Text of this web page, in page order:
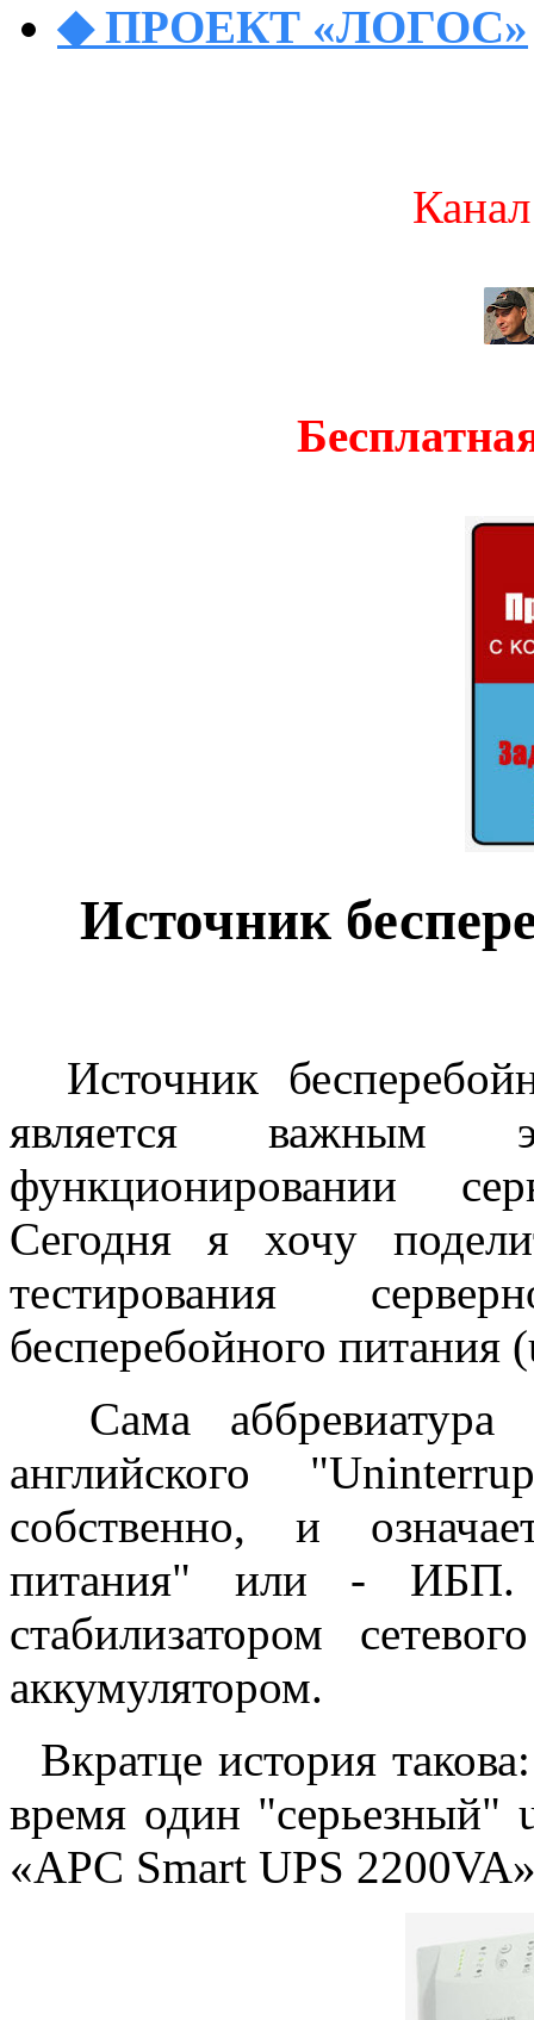
◆ ПРОЕКТ «ЛОГОС»
Источник
Источник
является важным
функционировании
Сегодня я хочу
тестирования
бесперебойного питания
Сама аббревиатура
английского
собственно, и
питания" или - ИБП.
стабилизатором
аккумулятором.
Вкратце история
время один "серьезный"
«APC Smart UPS